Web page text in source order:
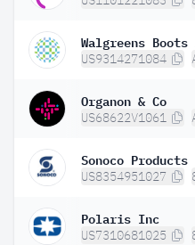
Walgreens
US9314271084
Organon & Co
US68622V1061
Sonoco Products
US8354951027
Polaris Inc
US7310681025